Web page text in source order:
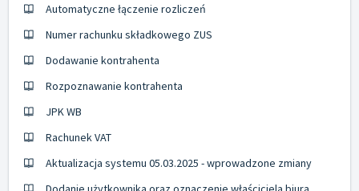
Automatyczne łączenie rozliczeń
Numer rachunku składkowego ZUS
Dodawanie kontrahenta
Rozpoznawanie kontrahenta
JPK WB
Rachunek VAT
Aktualizacja systemu 05.03.2025 - wprowadzone zmiany